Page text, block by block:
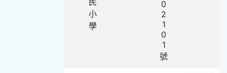
小
學
0
2
1
0
1
號